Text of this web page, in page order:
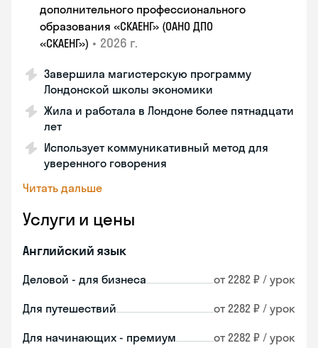
дополнительного профессионального
образования «СКАЕНГ» (ОАНО ДПО
«СКАЕНГ») • 2026 г.
Завершила магистерскую программу
Лондонской школы экономики
Жила и работала в Лондоне более пятнадцати
лет
Использует коммуникативный метод для
уверенного говорения
Читать дальше
Услуги и цены
Английский язык
Деловой - для бизнеса от 2282 ₽ / урок
Для путешествий от 2282 ₽ / урок
Для начинающих - премиум от 2282 ₽ / урок